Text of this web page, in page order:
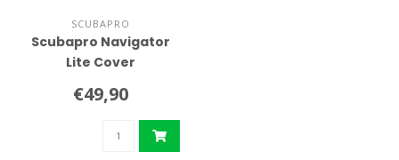
SCUBAPRO
Scubapro Navigator
Lite Cover
€49,90